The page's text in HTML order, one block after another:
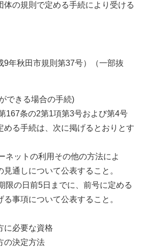
体の規則で定める手続により受ける
9年秋田市規則第37号）（一部抜
できる場合の手続)
条の2第1項第3号および第4号
める手続は、次に掲げるとおりとす
ットの利用その他の方法によ
通しについて公表すること。
の日前5日までに、前号に定める
事項について公表すること。
必要な資格
決定方法